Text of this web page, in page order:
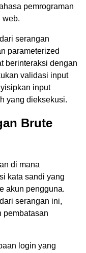
pemrograman
web.
serangan
parameterized
berinteraksi dengan
validasi input
input
yang dieksekusi.
Brute
di mana
kata sandi yang
akun pengguna.
serangan ini,
pembatasan
login yang